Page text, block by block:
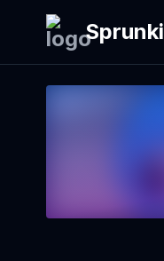
Sprunki